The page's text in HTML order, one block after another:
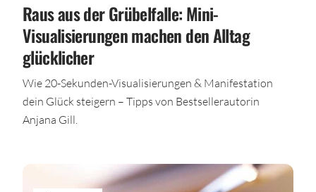
Raus aus der Grübelfalle: Mini-
Visualisierungen machen den Alltag
glücklicher
Wie 20-Sekunden-Visualisierungen & Manifestation
dein Glück steigern – Tipps von Bestsellerautorin
Anjana Gill.